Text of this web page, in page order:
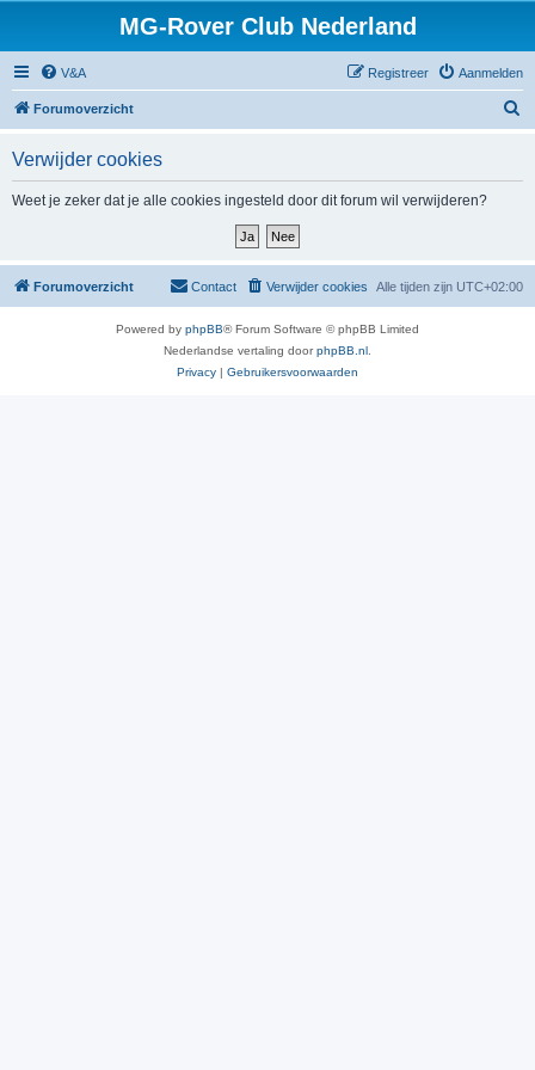
MG-Rover Club Nederland
V&A Aanmelden
Registreer
Forumoverzicht
Verwijder cookies
Weet je zeker dat je alle cookies ingesteld door dit forum wil verwijderen?
Forumoverzicht Alle tijden zijn UTC+02:00
Verwijder cookies
Contact
Powered by phpBB® Forum Software © phpBB Limited
Nederlandse vertaling doorphpBB.nl
Privacy | Gebruikersvoorwaarden